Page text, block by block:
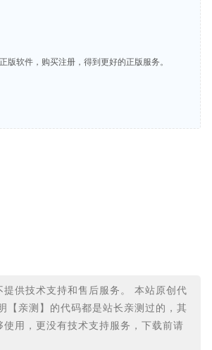
版软件，购买注册，得到更好的正版服务。
供技术支持和售后服务。 本站原创代
【亲测】的代码都是站长亲测过的，其
用，更没有技术支持服务，下载前请